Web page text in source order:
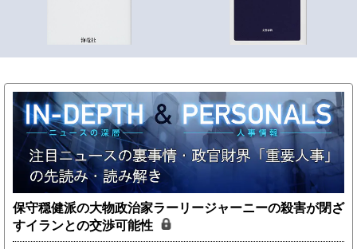
保守穏健派の大物政治家ラーリージャーニーの殺害が閉ざ
すイランとの交渉可能性